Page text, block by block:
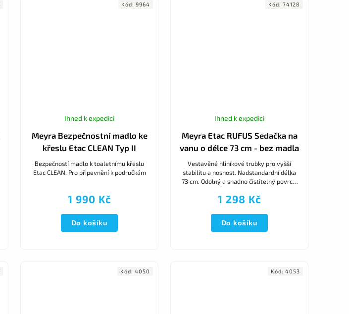
Meyra Bezpečnostní madlo ke
křeslu Etac CLEAN Typ II
Ihned k expedici
1 990 Kč
Do košíku
Bezpečností madlo k toaletnímu křeslu
Etac CLEAN. Pro připevnění k područkám
Kód: 9964
Meyra Etac RUFUS Sedačka na
vanu o délce 73 cm - bez madla
Ihned k expedici
1 298 Kč
Do košíku
Vestavěné hliníkové trubky pro vyšší
stabilitu a nosnost. Nadstandardní délka
73 cm. Odolný a snadno čistitelný povrch.
Kód: 74128
Kód: 4050 Kód: 4053